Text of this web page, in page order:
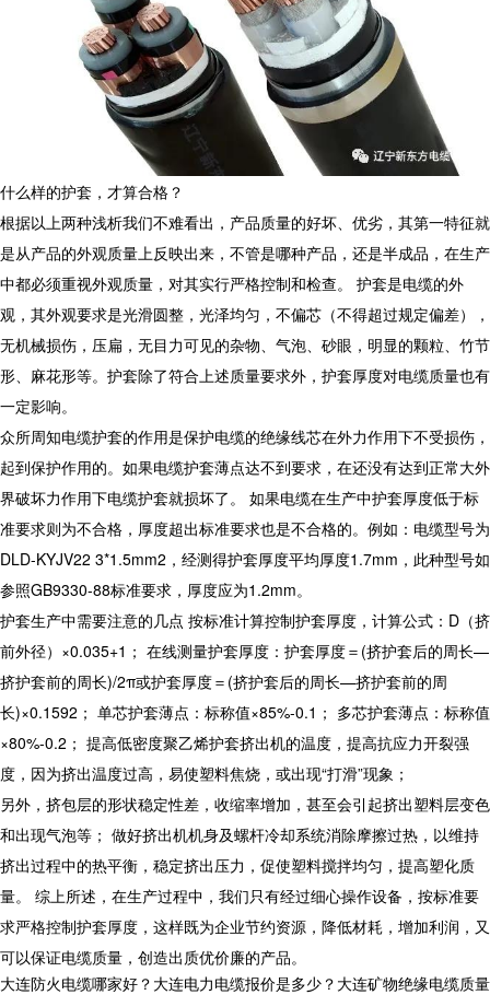
什么样的护套，才算合格？
根据以上两种浅析我们不难看出，产品质量的好坏、优劣，其第一特征就
是从产品的外观质量上反映出来，不管是哪种产品，还是半成品，在生产
中都必须重视外观质量，对其实行严格控制和检查。 护套是电缆的外
观，其外观要求是光滑圆整，光泽均匀，不偏芯（不得超过规定偏差），
无机械损伤，压扁，无目力可见的杂物、气泡、砂眼，明显的颗粒、竹节
形、麻花形等。护套除了符合上述质量要求外，护套厚度对电缆质量也有
一定影响。
众所周知电缆护套的作用是保护电缆的绝缘线芯在外力作用下不受损伤，
起到保护作用的。如果电缆护套薄点达不到要求，在还没有达到正常大外
界破坏力作用下电缆护套就损坏了。 如果电缆在生产中护套厚度低于标
准要求则为不合格，厚度超出标准要求也是不合格的。例如：电缆型号为
DLD-KYJV22 3*1.5mm2，经测得护套厚度平均厚度1.7mm，此种型号如
参照GB9330-88标准要求，厚度应为1.2mm。
护套生产中需要注意的几点 按标准计算控制护套厚度，计算公式：D（挤
前外径）×0.035+1； 在线测量护套厚度：护套厚度＝(挤护套后的周长—
挤护套前的周长)/2π或护套厚度＝(挤护套后的周长—挤护套前的周
长)×0.1592； 单芯护套薄点：标称值×85%-0.1； 多芯护套薄点：标称值
×80%-0.2； 提高低密度聚乙烯护套挤出机的温度，提高抗应力开裂强
度，因为挤出温度过高，易使塑料焦烧，或出现“打滑”现象；
另外，挤包层的形状稳定性差，收缩率增加，甚至会引起挤出塑料层变色
和出现气泡等； 做好挤出机机身及螺杆冷却系统消除摩擦过热，以维持
挤出过程中的热平衡，稳定挤出压力，促使塑料搅拌均匀，提高塑化质
量。 综上所述，在生产过程中，我们只有经过细心操作设备，按标准要
求严格控制护套厚度，这样既为企业节约资源，降低材耗，增加利润，又
可以保证电缆质量，创造出质优价廉的产品。
大连防火电缆哪家好？大连电力电缆报价是多少？大连矿物绝缘电缆质量